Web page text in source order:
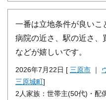
一番は立地条件が良いこ
病院の近さ、駅の近さ、
などが嬉しいです。
2026年7月22日 [ 三原市 ｜
三原城町]
2人家族：世帯主(50代)・配